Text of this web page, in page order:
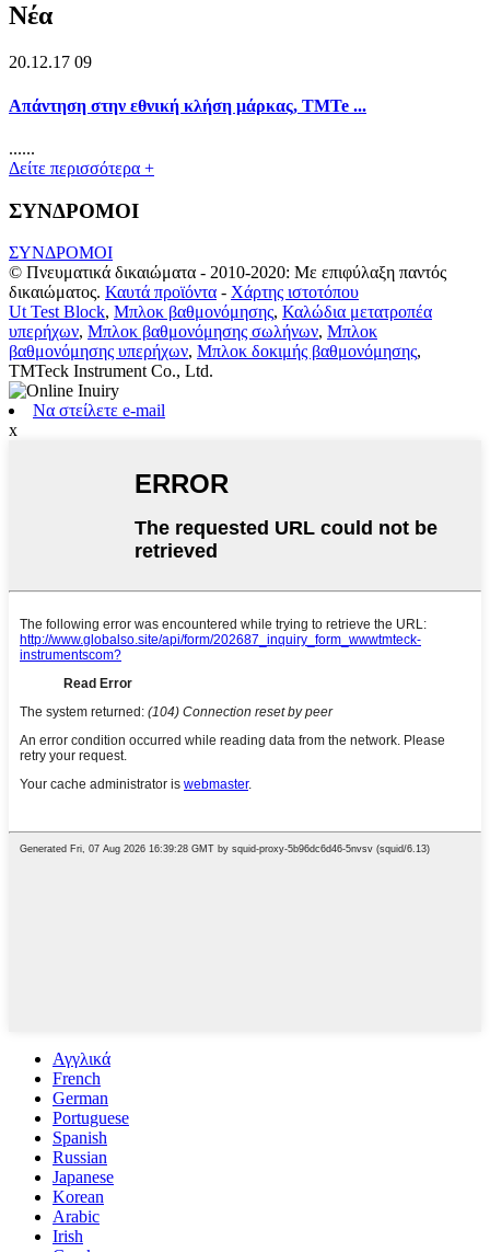
Νέα
20.12.17 09
Απάντηση στην εθνική κλήση μάρκας, TMTe ...
......
Δείτε περισσότερα +
ΣΥΝΔΡΟΜΟΙ
ΣΥΝΔΡΟΜΟΙ
© Πνευματικά δικαιώματα - 2010-2020: Με επιφύλαξη παντός
δικαιώματος. Καυτά προϊόντα - Χάρτης ιστοτόπου
Ut Test Block, Μπλοκ βαθμονόμησης, Καλώδια μετατροπέα
υπερήχων, Μπλοκ βαθμονόμησης σωλήνων, Μπλοκ
βαθμονόμησης υπερήχων, Μπλοκ δοκιμής βαθμονόμησης,
TMTeck Instrument Co., Ltd.
Να στείλετε e-mail
x
Αγγλικά
French
German
Portuguese
Spanish
Russian
Japanese
Korean
Arabic
Irish